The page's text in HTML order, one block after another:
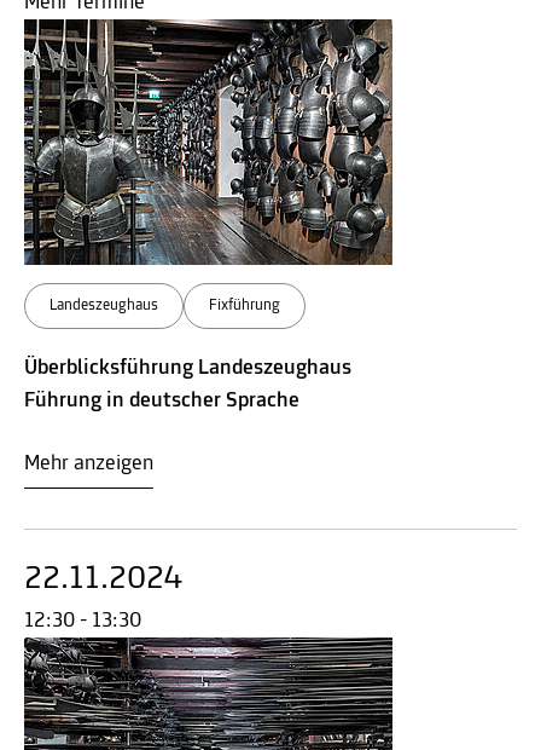
Landeszeughaus Fixführung
Überblicksführung Landeszeughaus
Führung in deutscher Sprache
Mehr anzeigen
22.11.2024
12:30 - 13:30